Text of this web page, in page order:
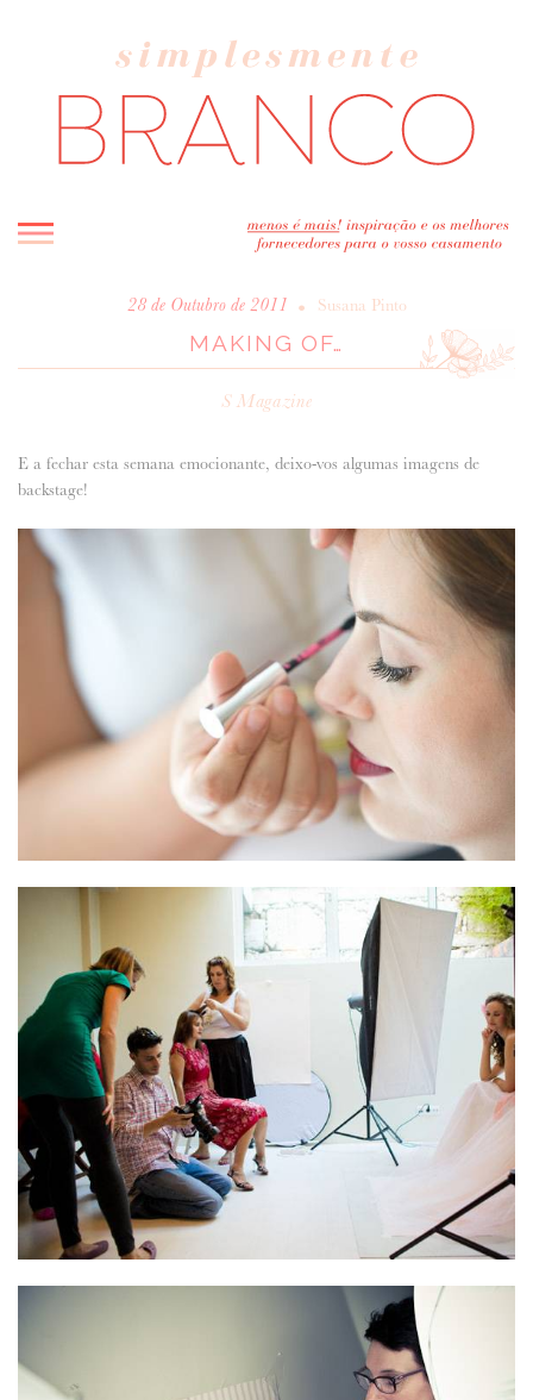
INICIO
BLOG
ENTREVISTAS
FORNECEDORES RECOMENDADOS
ANUNCIE CONNOSCO
28 de Outubro de 2011 • Susana Pinto
MAKING OF…
S Magazine
E a fechar esta semana emocionante, deixo-vos algumas imagens de
backstage!